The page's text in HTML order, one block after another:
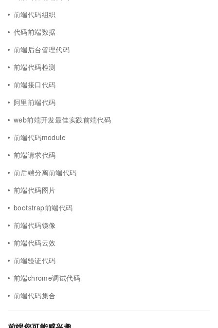
前端代码组织
代码前端数据
前端后台管理代码
前端代码检测
前端接口代码
阿里前端代码
web前端开发最佳实践前端代码
前端代码module
前端请求代码
前后端分离前端代码
前端代码图片
bootstrap前端代码
前端代码镜像
前端代码云效
前端验证代码
前端chrome调试代码
前端代码集合